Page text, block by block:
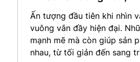
Ấn tượng đầu tiên khi nhìn
vuông vắn đầy hiện đại.
mạnh mẽ mà còn giúp sản
nhau, từ tối giản đến sang